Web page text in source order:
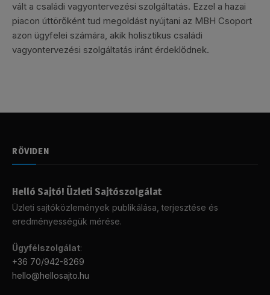
vált a családi vagyontervezési szolgáltatás. Ezzel a hazai
piacon úttörőként tud megoldást nyújtani az MBH Csoport
azon ügyfelei számára, akik holisztikus családi
vagyontervezési szolgáltatás iránt érdeklődnek.
RÖVIDEN
Helló Sajtó! Üzleti Sajtószolgálat
Üzleti sajtóközlemények publikálása, terjesztése és
eredményességük mérése.
Ügyfélszolgálat:
+36 70/942-8269
hello@hellosajto.hu